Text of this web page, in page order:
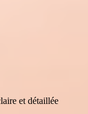
et détaillée